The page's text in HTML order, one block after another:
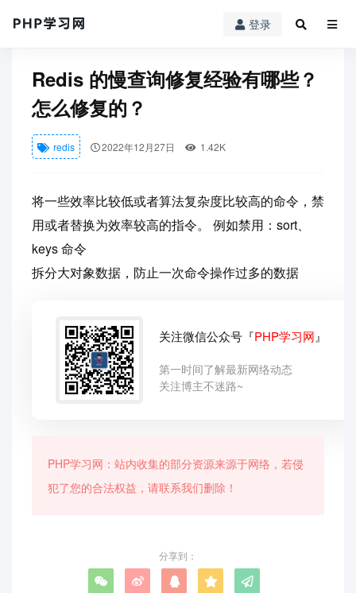
登录
PHP学习网 Redis 的慢查询修复经验有哪些？怎么修复的？
Redis 的慢查询修复经验有哪些？
怎么修复的？
redis 2022年12月27日 1.42K
将一些效率比较低或者算法复杂度比较高的命令，禁
用或者替换为效率较高的指令。 例如禁用：sort、
keys 命令
拆分大对象数据，防止一次命令操作过多的数据
关注微信公众号『PHP学习网 』
第一时间了解最新网络动态
关注博主不迷路~
PHP学习网：站内收集的部分资源来源于网络，若侵
犯了您的合法权益，请联系我们删除！
分享到：